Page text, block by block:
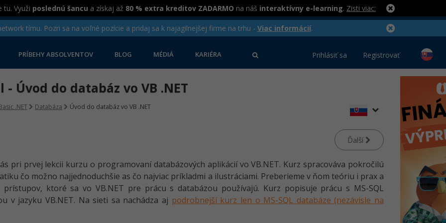
Využi poslednú šancu a získaj až 80 % extra kreditov ZADARMO na náš interaktívny e-learning. Zisti viac:
tímu. Pozri sa na voľné pozície a pridaj sa k najagilnejšej firme na trhu - Viac informácií.
PRÍBEHY ABSOLVENTOV BLOG MÉDIÁ KARIÉRA Prihlásiť sa Registrovať
- Úvod do databáz vo VB .NET
.NET Databáza Úvod do databáz vo VB .NET
Ďalší
pri prvej lekcii kurzu o programovaní databázových aplikácií vo VB.NET. Kurz spracováva pokročilú
čo možno najjednoduchšie as čo najviac príkladmi a ilustráciami. Preberieme v ňom teóriu i prax a
prístupov, ktoré sa vo VB.NET pre prácu s databázou používajú. Kurz popisuje prácu s MS-SQL
v jazyku VB.NET. Na sieti sa nachádza aj podrobnejší kurz len o MS-SQL databáze (nezávisle na